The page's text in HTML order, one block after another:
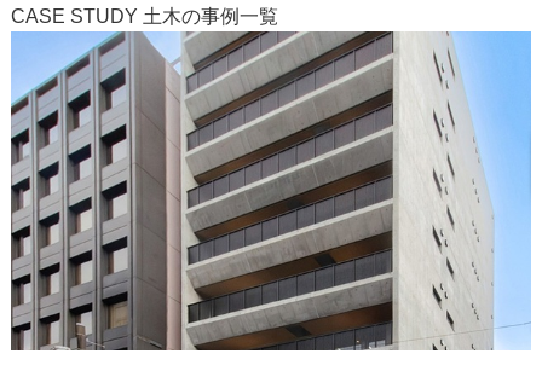
CASE STUDY 土木の事例一覧